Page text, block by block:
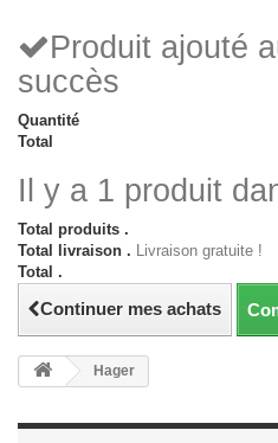
Produit ajouté
succès
Quantité
Total
Il y a 1 produit
Total produits .
Total livraison . Livraison gratuite !
Total .
Continuer mes achats
Hager